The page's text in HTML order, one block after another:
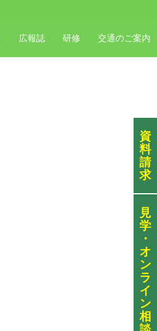
広報誌 研修 交通のご案内
資
料
請
求
見
学
・
オ
ン
ラ
イ
ン
相